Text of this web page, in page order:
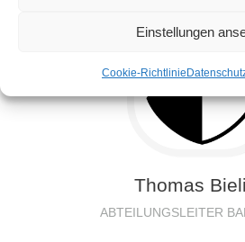
Einstellungen
Cookie-Richtlinie
Thomas
ABTEILUNGSLEITER